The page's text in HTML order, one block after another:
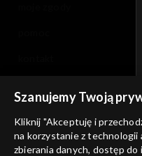
informacje o dostawcy
Szanujemy Twoją
Kliknij "Akceptuję i
na korzystanie z technologii
zbierania danych, dostęp do